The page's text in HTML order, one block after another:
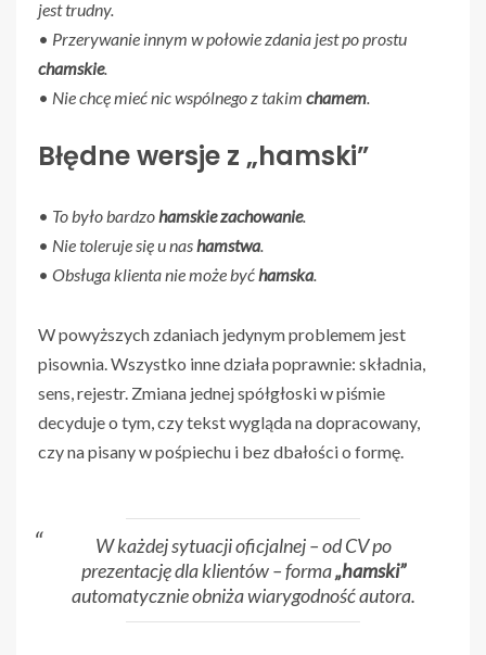
jest trudny.
• Przerywanie innym w połowie zdania jest po prostu
chamskie.
• Nie chcę mieć nic wspólnego z takim chamem.
Błędne wersje z „hamski”
• To było bardzohamskie zachowanie.
• Nie toleruje się u nashamstwa.
• Obsługa klienta nie może byćhamska.
W powyższych zdaniach jedynym problemem jest
pisownia. Wszystko inne działa poprawnie: składnia,
sens, rejestr. Zmiana jednej spółgłoski w piśmie
decyduje o tym, czy tekst wygląda na dopracowany,
czy na pisany w pośpiechu i bez dbałości o formę.
W każdej sytuacji oficjalnej – od CV po
prezentację dla klientów – forma„hamski”
automatycznie obniża wiarygodność autora.